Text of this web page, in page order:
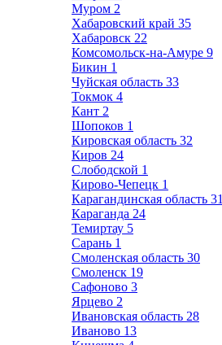
Муром 2
Хабаровский край 35
Хабаровск 22
Комсомольск-на-Амуре 9
Бикин 1
Чуйская область 33
Токмок 4
Кант 2
Шопоков 1
Кировская область 32
Киров 24
Слободской 1
Кирово-Чепецк 1
Карагандинская область 31
Караганда 24
Темиртау 5
Сарань 1
Смоленская область 30
Смоленск 19
Сафоново 3
Ярцево 2
Ивановская область 28
Иваново 13